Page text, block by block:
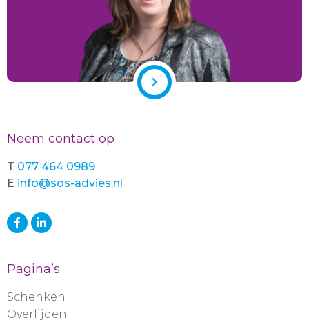
Neem contact op
T 077 464 0989
E info@sos-advies.nl
Pagina’s
Schenken
Overlijden